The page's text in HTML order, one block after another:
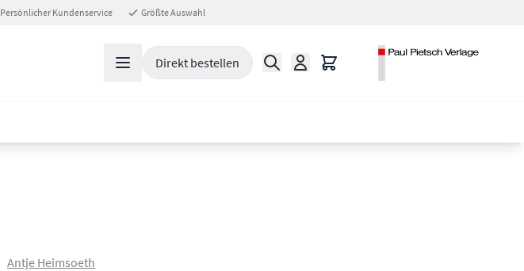
Persönlicher Kundenservice Größte Auswahl
Direkt bestellen Suche Warenkorb
Antje Heimsoeth